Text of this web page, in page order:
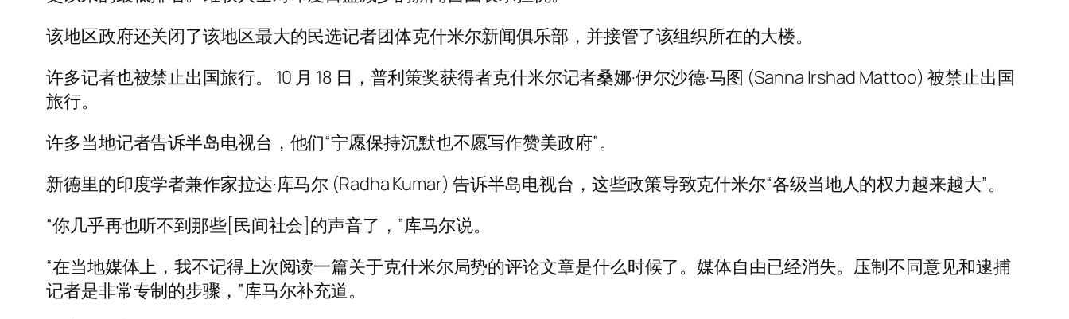
该地区政府还关闭了该地区最大的民选记者团体克什米尔新闻俱乐部，并接管了该组织所在的大楼。
许多记者也被禁止出国旅行。 10 月 18 日，普利策奖获得者克什米尔记者桑娜·伊尔沙德·马图 (Sanna Irshad Mattoo) 被禁止出国
旅行。
许多当地记者告诉半岛电视台，他们“宁愿保持沉默也不愿写作赞美政府”。
新德里的印度学者兼作家拉达·库马尔 (Radha Kumar) 告诉半岛电视台，这些政策导致克什米尔“各级当地人的权力越来越大”。
“你几乎再也听不到那些[民间社会]的声音了，”库马尔说。
“在当地媒体上，我不记得上次阅读一篇关于克什米尔局势的评论文章是什么时候了。媒体自由已经消失。压制不同意见和逮捕
记者是非常专制的步骤，”库马尔补充道。